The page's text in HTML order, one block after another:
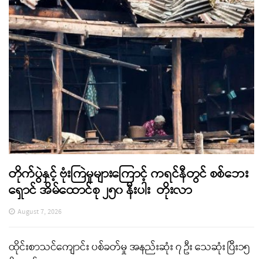
တိုက်ပွဲနှင့် ဗုံးကြဲမှုများကြောင့် ကရင်နီတွင် စစ်ဘေး
ရှောင် အိမ်ထောင်စု ၂၅၀ နီးပါး တိုးလာ
August 7, 2026
ထိုင်းစာသင်ကျောင်း ပစ်ခတ်မှု အနည်းဆုံး ၇ ဦး သေဆုံး ပြီး၁၅